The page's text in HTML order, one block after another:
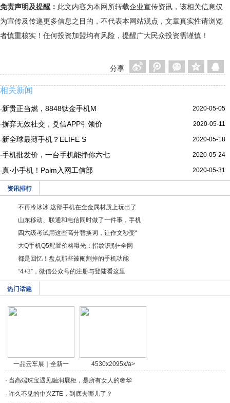
免责声明及提醒： 此文内容为本网所转载企业宣传资讯，该相关信息仅
为宣传及传递更多信息之目的，不代表本网站观点，文章真实性请浏览
者慎重核实！任何投资加盟均有风险，提醒广大民众投资需谨慎！
分享
相关新闻
2020-05-05
·新贵正当燃，8848钛金手机M
2020-05-11
·摒弃无效社交，爻信APP引领价
2020-05-18
·新全球最薄手机？ELIFE S
2020-05-24
·手机批发价，一台手机能挣你六七
2020-05-31
·真·小手机！Palm入网工信部
资讯排行
不再冷冰冰 这部手机在全金属材质上玩出了
山东移动、联通和电信同时做了一件事，手机
四六级考试用这些高分替换词，让作文秒变“
大Q手机Q5配置价格曝光：指纹识别+全网
都是回忆！盘点那些被阉割掉的手机功能
“4+3”，微信公众号的注册与登陆看这里
热门话题
一品云车展｜全新一
代/a>
4530x2095x/a>
· 当高端珠宝遇见融润展柜，是所有女人的奢华
· 许久不见的中兴ZTE，到底去哪儿了？